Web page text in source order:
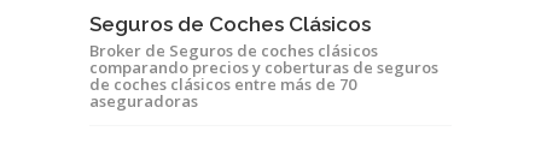
Seguros de Coches Clásicos
Broker de Seguros de coches clásicos
comparando precios y coberturas de seguros
de coches clásicos entre más de 70
aseguradoras